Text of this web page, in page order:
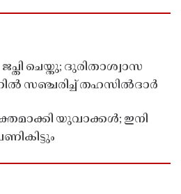
ചെയ്തു; ദുരിതാശ്വാസ
സഞ്ചരിച്ച് തഹസിൽദാർ
യുവാക്കൾ; ഇനി